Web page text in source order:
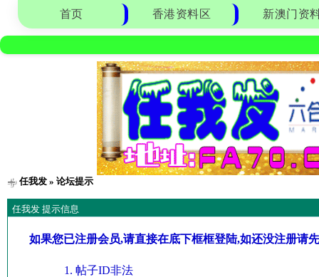
首页 香港资料区 新澳门资
任我发» 论坛提示
任我发 提示信息
如果您已注册会员,请直接在底下框框登陆,如还没注册请
帖子ID非法